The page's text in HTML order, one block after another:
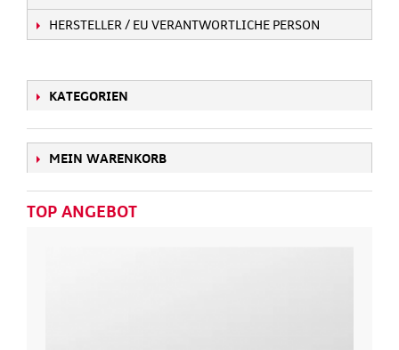
HERSTELLER / EU VERANTWORTLICHE PERSON
KATEGORIEN
MEIN WARENKORB
TOP ANGEBOT